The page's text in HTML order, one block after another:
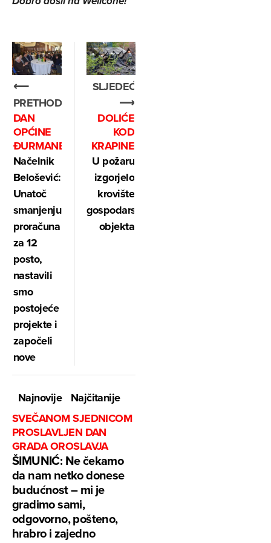
⟵
PRETHODNO
DAN
OPĆINE
ĐURMANEC
Načelnik
Belošević:
Unatoč
smanjenju
proračuna
za 12
posto,
nastavili
smo
postojeće
projekte i
započeli
nove
SLJEDEĆE
⟶
DOLIĆE
KOD
KRAPINE
U požaru
izgorjelo
krovište
gospodarskog
objekta
Najnovije
Najčitanije
SVEČANOM SJEDNICOM
PROSLAVLJEN DAN
GRADA OROSLAVJA
ŠIMUNIĆ: Ne čekamo
da nam netko donese
budućnost – mi je
gradimo sami,
odgovorno, pošteno,
hrabro i zajedno